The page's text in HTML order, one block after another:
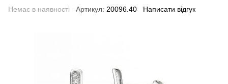
Немає в наявності Артикул: 20096.40 Написати відгук